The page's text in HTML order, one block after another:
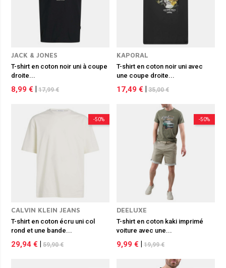
JACK & JONES
T-shirt en coton noir uni à coupe
droite...
8,99 € 17,99 €
KAPORAL
T-shirt en coton noir uni avec
une coupe droite...
17,49 € 35,00 €
-50%
CALVIN KLEIN JEANS
T-shirt en coton écru uni col
rond et une bande...
29,94 € 59,90 €
-50%
DEELUXE
T-shirt en coton kaki imprimé
voiture avec une...
9,99 € 19,99 €